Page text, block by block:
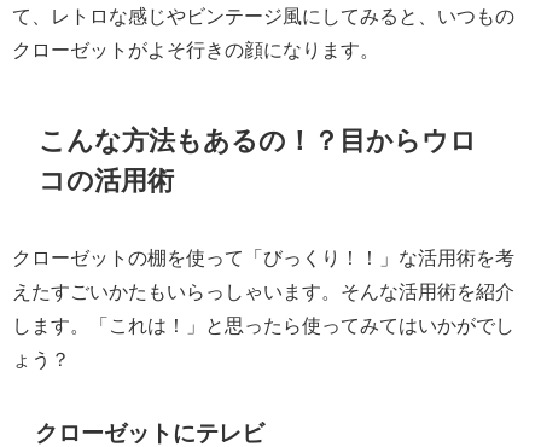
て、レトロな感じやビンテージ風にしてみると、いつもの
クローゼットがよそ行きの顔になります。
こんな方法もあるの！？目からウロ
コの活用術
クローゼットの棚を使って「びっくり！！」な活用術を考
えたすごいかたもいらっしゃいます。そんな活用術を紹介
します。「これは！」と思ったら使ってみてはいかがでし
ょう？
クローゼットにテレビ